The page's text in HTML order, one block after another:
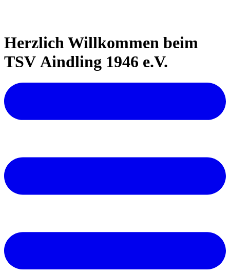
Herzlich Willkommen beim
TSV Aindling 1946 e.V.